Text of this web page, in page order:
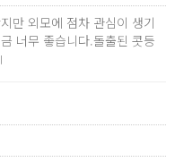
만 외모에 점차 관심이 생기
너무 좋습니다.돌출된 콧등